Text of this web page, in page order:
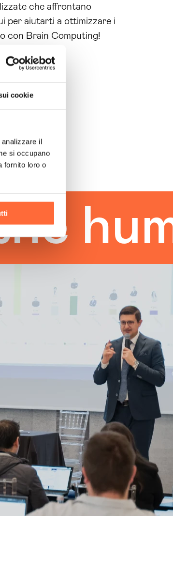
cookie
il
si occupano
fornito loro o
che affrontano
per aiutarti a ottimizzare i
con Brain Computing!